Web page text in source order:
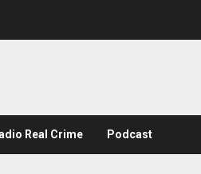
Real Crime Podcast